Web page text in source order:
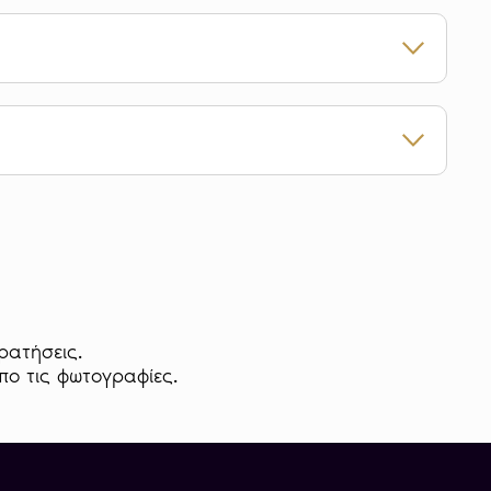
περιστοιχισμένα από παράσταση που
πυρσούς επί κλάδων δάφνης,
7 άστρων. Κάτω από τους πυρσούς
τις φωτογραφίες.